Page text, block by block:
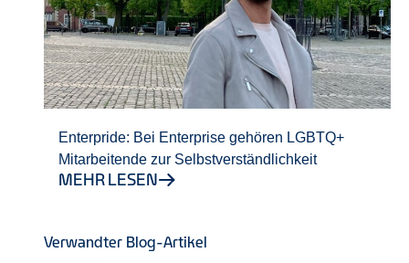
Enterpride: Bei Enterprise gehören LGBTQ+
Mitarbeitende zur Selbstverständlichkeit
MEHR LESEN
Verwandter Blog-Artikel